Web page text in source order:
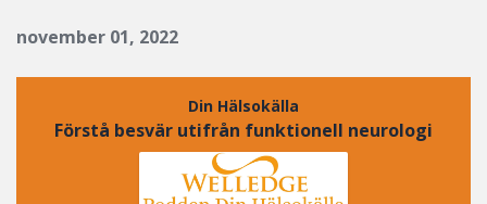
november 01, 2022